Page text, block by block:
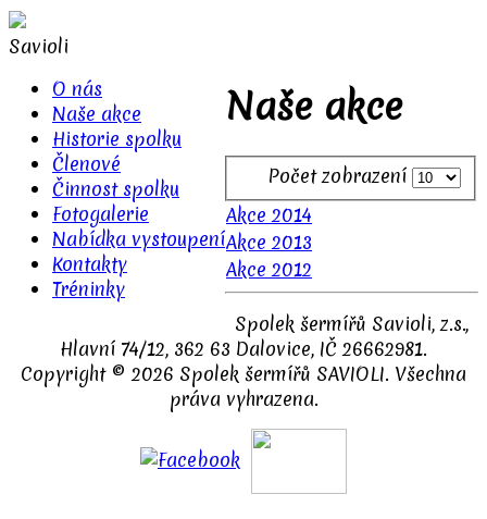
Savioli
O nás
Naše akce
Historie spolku
Členové
Činnost spolku
Fotogalerie
Nabídka vystoupení
Kontakty
Tréninky
Naše akce
Počet zobrazení
Akce 2014
Akce 2013
Akce 2012
Spolek šermířů Savioli, z.s.,
Hlavní 74/12, 362 63 Dalovice, IČ 26662981.
Copyright © 2026 Spolek šermířů SAVIOLI. Všechna
práva vyhrazena.